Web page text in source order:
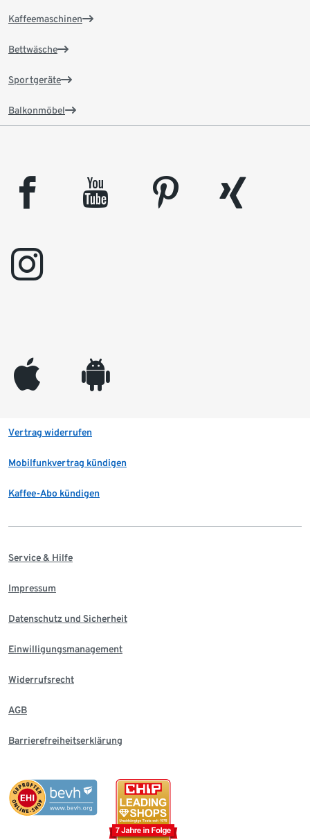
Kaffeemaschinen
Bettwäsche
Sportgeräte
Balkonmöbel
facebook youtube pinterest
xing
instagram
appleinc android
Vertrag widerrufen
Mobilfunkvertrag kündigen
Kaffee-Abo kündigen
Service & Hilfe
Impressum
Datenschutz und Sicherheit
Einwilligungsmanagement
Widerrufsrecht
AGB
Barrierefreiheitserklärung